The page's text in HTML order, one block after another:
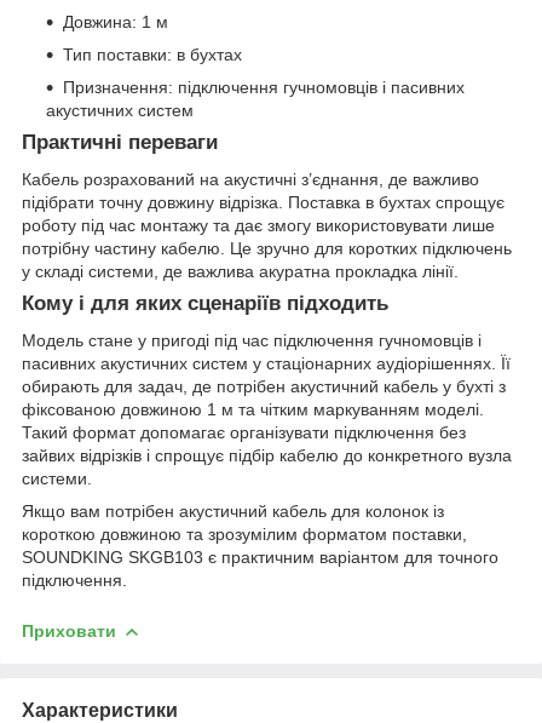
Довжина: 1 м
Тип поставки: в бухтах
Призначення: підключення гучномовців і пасивних
акустичних систем
Практичні переваги
Кабель розрахований на акустичні з’єднання, де важливо
підібрати точну довжину відрізка. Поставка в бухтах спрощує
роботу під час монтажу та дає змогу використовувати лише
потрібну частину кабелю. Це зручно для коротких підключень
у складі системи, де важлива акуратна прокладка лінії.
Кому і для яких сценаріїв підходить
Модель стане у пригоді під час підключення гучномовців і
пасивних акустичних систем у стаціонарних аудіорішеннях. Її
обирають для задач, де потрібен акустичний кабель у бухті з
фіксованою довжиною 1 м та чітким маркуванням моделі.
Такий формат допомагає організувати підключення без
зайвих відрізків і спрощує підбір кабелю до конкретного вузла
системи.
Якщо вам потрібен акустичний кабель для колонок із
короткою довжиною та зрозумілим форматом поставки,
SOUNDKING SKGB103 є практичним варіантом для точного
підключення.
Приховати
Характеристики